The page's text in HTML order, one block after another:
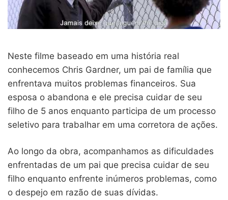
Neste filme baseado em uma história real
conhecemos Chris Gardner, um pai de família que
enfrentava muitos problemas financeiros. Sua
esposa o abandona e ele precisa cuidar de seu
filho de 5 anos enquanto participa de um processo
seletivo para trabalhar em uma corretora de ações.
Ao longo da obra, acompanhamos as dificuldades
enfrentadas de um pai que precisa cuidar de seu
filho enquanto enfrente inúmeros problemas, como
o despejo em razão de suas dívidas.